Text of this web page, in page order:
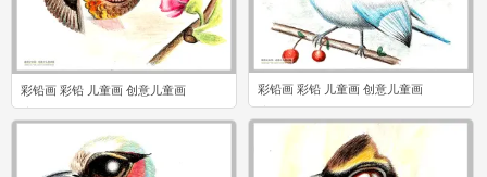
彩铅画 彩铅 儿童画 创意儿童画
0
彩铅画 彩铅 儿童画 创意儿童画
0